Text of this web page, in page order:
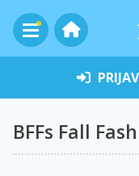
BFFs Fall